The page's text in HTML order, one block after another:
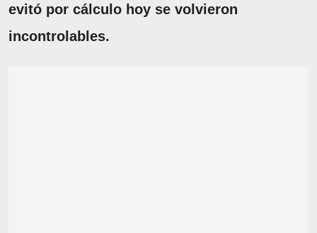
evitó por cálculo hoy se volvieron
incontrolables.